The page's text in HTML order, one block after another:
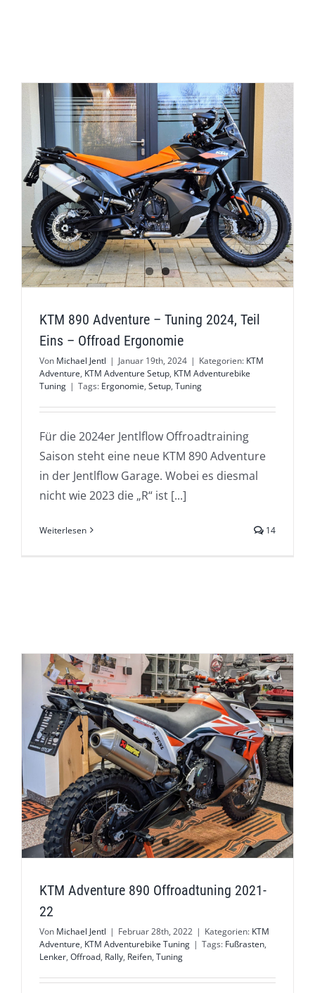
KTM 890 Adventure – Tuning 2024, Teil
Eins – Offroad Ergonomie
Von Michael Jentl | Januar 19th, 2024 | Kategorien: KTM
Adventure, KTM Adventure Setup, KTM Adventurebike
Tuning | Tags: Ergonomie, Setup, Tuning
Für die 2024er Jentlflow Offroadtraining
Saison steht eine neue KTM 890 Adventure
in der Jentlflow Garage. Wobei es diesmal
nicht wie 2023 die „R“ ist [...]
Weiterlesen 14
KTM Adventure 890 Offroadtuning 2021-
22
Von Michael Jentl | Februar 28th, 2022 | Kategorien: KTM
Adventure, KTM Adventurebike Tuning | Tags: Fußrasten,
Lenker, Offroad, Rally, Reifen, Tuning